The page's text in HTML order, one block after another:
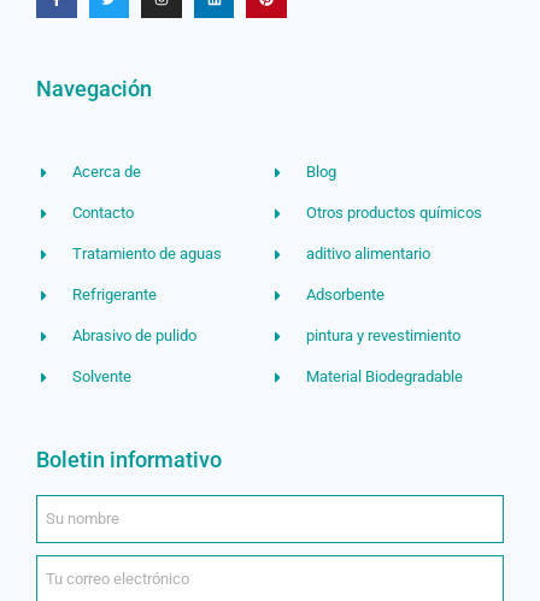
Navegación
Acerca de
Contacto
Tratamiento de aguas
Refrigerante
Abrasivo de pulido
Solvente
Blog
Otros productos químicos
aditivo alimentario
Adsorbente
pintura y revestimiento
Material Biodegradable
Boletin informativo